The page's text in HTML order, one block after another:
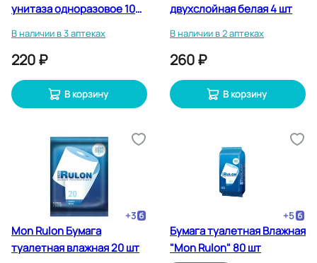
унитаза одноразовое 10
В наличии в 3 аптеках
220 ₽
В корзину
двухслойная белая 4 шт
В наличии в 2 аптеках
260 ₽
В корзину
+3
Mon Rulon Бумага
туалетная влажная 20 шт
+5
Бумага туалетная Влажная
"Mon Rulon" 80 шт